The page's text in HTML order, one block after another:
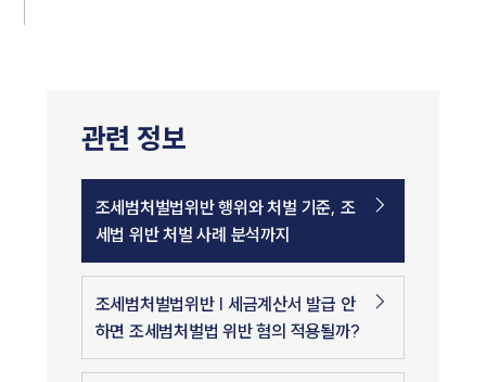
관련 정보
조세범처벌법위반 행위와 처벌 기준, 조
세법 위반 처벌 사례 분석까지
조세범처벌법위반 | 세금계산서 발급 안
하면 조세범처벌법 위반 혐의 적용될까?